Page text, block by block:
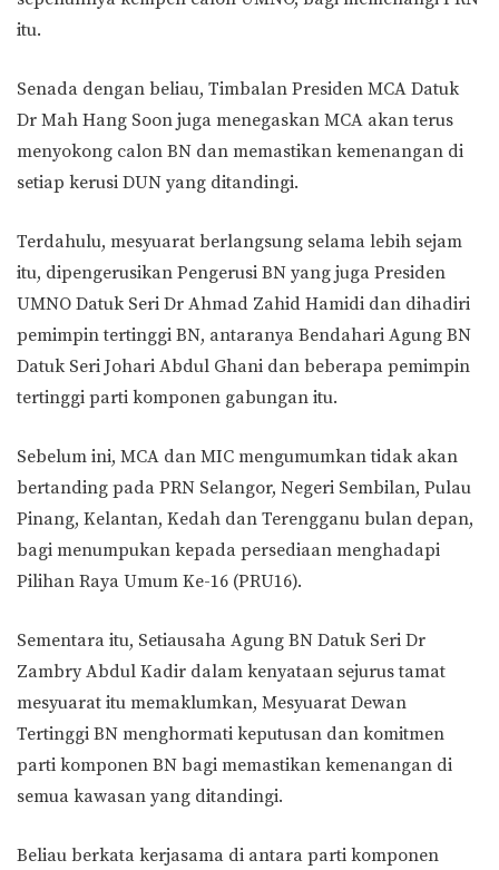
itu.
Senada dengan beliau, Timbalan Presiden MCA Datuk
Dr Mah Hang Soon juga menegaskan MCA akan terus
menyokong calon BN dan memastikan kemenangan di
setiap kerusi DUN yang ditandingi.
Terdahulu, mesyuarat berlangsung selama lebih sejam
itu, dipengerusikan Pengerusi BN yang juga Presiden
UMNO Datuk Seri Dr Ahmad Zahid Hamidi dan dihadiri
pemimpin tertinggi BN, antaranya Bendahari Agung BN
Datuk Seri Johari Abdul Ghani dan beberapa pemimpin
tertinggi parti komponen gabungan itu.
Sebelum ini, MCA dan MIC mengumumkan tidak akan
bertanding pada PRN Selangor, Negeri Sembilan, Pulau
Pinang, Kelantan, Kedah dan Terengganu bulan depan,
bagi menumpukan kepada persediaan menghadapi
Pilihan Raya Umum Ke-16 (PRU16).
Sementara itu, Setiausaha Agung BN Datuk Seri Dr
Zambry Abdul Kadir dalam kenyataan sejurus tamat
mesyuarat itu memaklumkan, Mesyuarat Dewan
Tertinggi BN menghormati keputusan dan komitmen
parti komponen BN bagi memastikan kemenangan di
semua kawasan yang ditandingi.
Beliau berkata kerjasama di antara parti komponen